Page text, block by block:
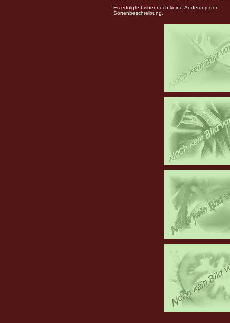
Es erfolgte bisher noch keine Änderung der
Sortenbeschreibung.